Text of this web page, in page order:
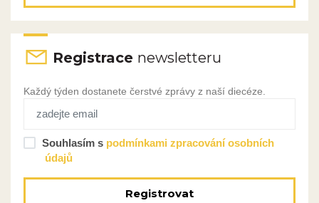
Registrace newsletteru
Každý týden dostanete čerstvé zprávy z naší diecéze.
Souhlasím s podmínkami zpracování osobních
údajů
Registrovat